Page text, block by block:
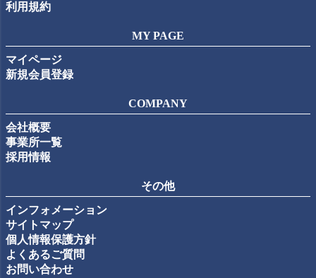
利用規約
MY PAGE
マイページ
新規会員登録
COMPANY
会社概要
事業所一覧
採用情報
その他
インフォメーション
サイトマップ
個人情報保護方針
よくあるご質問
お問い合わせ